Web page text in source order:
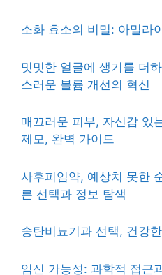
소화 효소의 비밀: 아밀라
밋밋한 얼굴에 생기를 더
스러운 볼륨 개선의 혁신
매끄러운 피부, 자신감 있
제모, 완벽 가이드
사후피임약, 예상치 못한
른 선택과 정보 탐색
송탄비뇨기과 선택, 건강
임신 가능성: 과학적 접근